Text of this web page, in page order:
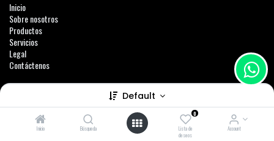
Default
Inicio Búsqueda
0
Lista de
deseos
Account
Inicio
Sobre nosotros
Productos
Servicios
Legal
Contáctenos
Sobre nosotros